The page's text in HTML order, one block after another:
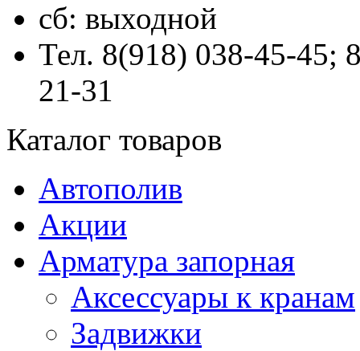
сб: выходной
Тел. 8(918) 038-45-45;
21-31
Каталог товаров
Автополив
Акции
Арматура запорная
Аксессуары к кранам
Задвижки